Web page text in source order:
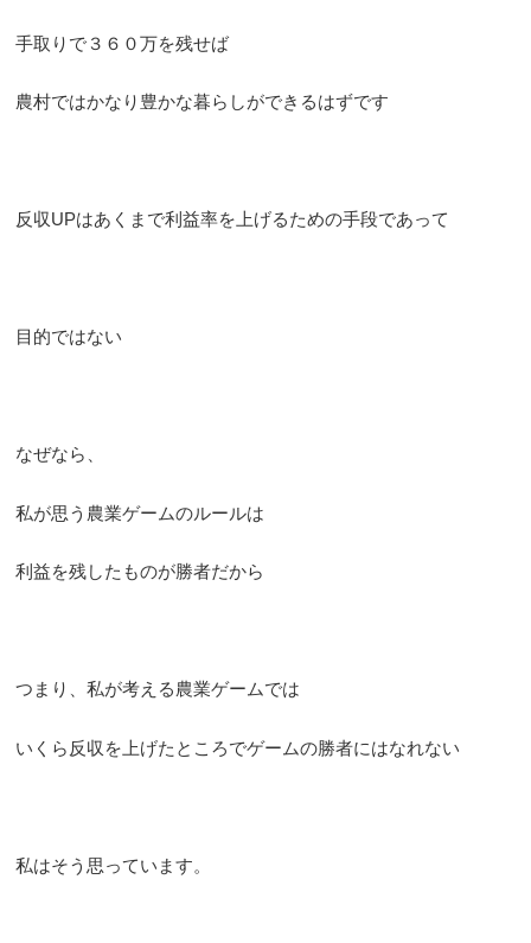
手取りで３６０万を残せば
農村ではかなり豊かな暮らしができるはずです
反収UPはあくまで利益率を上げるための手段であって
目的ではない
なぜなら、
私が思う農業ゲームのルールは
利益を残したものが勝者だから
つまり、私が考える農業ゲームでは
いくら反収を上げたところでゲームの勝者にはなれない
私はそう思っています。